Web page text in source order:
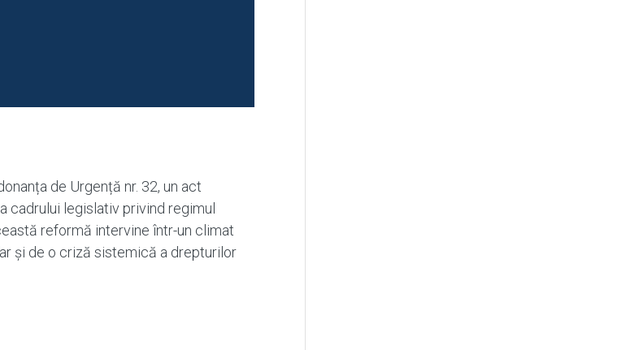
de Urgență nr. 32, un act
cadrului legislativ privind regimul
reformă intervine într-un climat
și de o criză sistemică a drepturilor